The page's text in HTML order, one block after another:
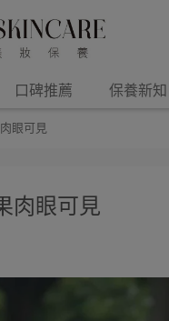
口碑推薦 保養新知
眼可見
肉眼可見